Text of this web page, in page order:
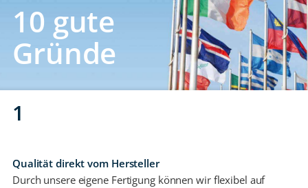
10 gute
Gründe
1
Qualität direkt vom Hersteller
Durch unsere eigene Fertigung können wir flexibel auf